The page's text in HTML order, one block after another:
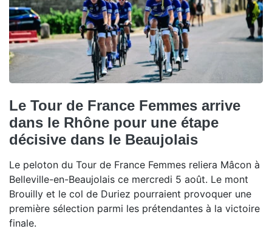
Le Tour de France Femmes arrive
dans le Rhône pour une étape
décisive dans le Beaujolais
Le peloton du Tour de France Femmes reliera Mâcon à
Belleville-en-Beaujolais ce mercredi 5 août. Le mont
Brouilly et le col de Duriez pourraient provoquer une
première sélection parmi les prétendantes à la victoire
finale.